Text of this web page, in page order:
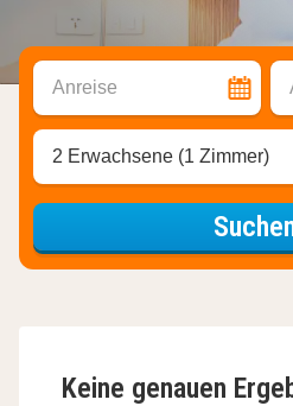
Anreise
2 Erwachsene (1 Zimmer)
Keine genauen